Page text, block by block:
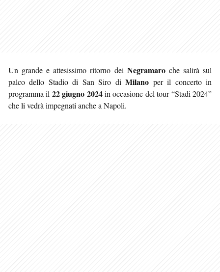
Un grande e attesissimo ritorno dei Negramaroche salirà sul
palco dello Stadio di San Siro diMilano per il concerto in
programma il 22 giugno 2024in occasione del tour “Stadi 2024”
che li vedrà impegnati anche a Napoli.